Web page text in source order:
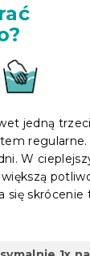
jedną
W
się skrócenie